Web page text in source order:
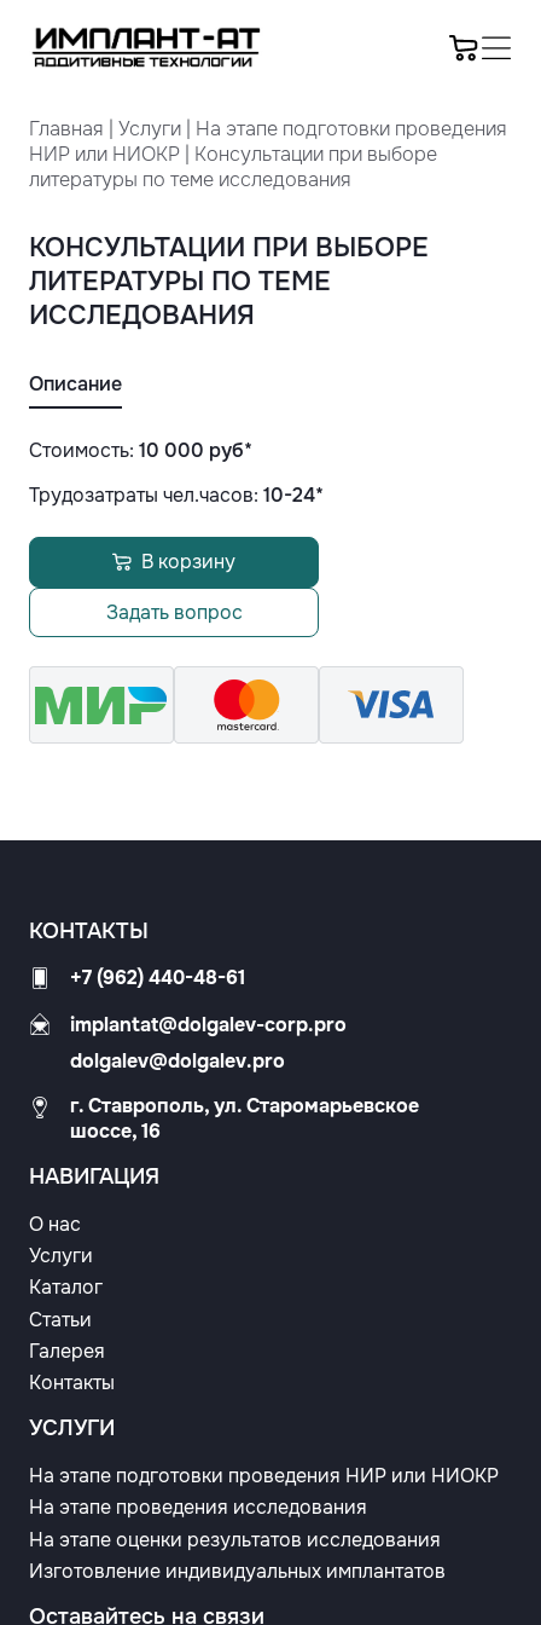
Главная Услуги
На этапе подготовки проведения
НИР или НИОКР
Консультации при выборе
литературы по теме исследования
КОНСУЛЬТАЦИИ ПРИ ВЫБОРЕ
ЛИТЕРАТУРЫ ПО ТЕМЕ
ИССЛЕДОВАНИЯ
Описание
Стоимость: 10 000 руб*
Трудозатраты чел.часов: 10-24*
В корзину
Задать вопрос
КОНТАКТЫ
+7 (962) 440-48-61
implantat@dolgalev-corp.pro
dolgalev@dolgalev.pro
г. Ставрополь, ул. Старомарьевское
шоссе, 16
НАВИГАЦИЯ
О нас
Услуги
Каталог
Статьи
Галерея
Контакты
УСЛУГИ
На этапе подготовки проведения НИР или НИОКР
На этапе проведения исследования
На этапе оценки результатов исследования
Изготовление индивидуальных имплантатов
Оставайтесь на связи